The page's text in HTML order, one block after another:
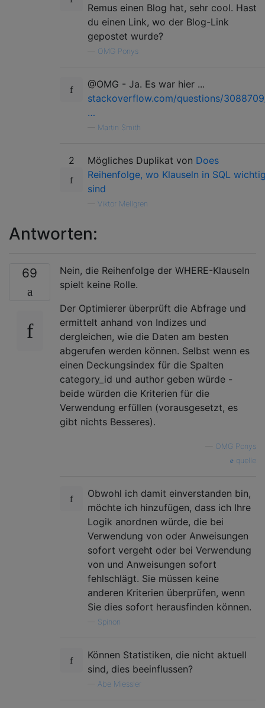
Remus einen Blog hat, sehr cool. Hast
du einen Link, wo der Blog-Link
gepostet wurde?
OMG Ponys
@OMG - Ja. Es war hier ...
stackoverflow.com/questions/
…
Martin Smith
2 Mögliches Duplikat von Does
Reihenfolge, wo Klauseln in SQL
sind
Viktor Mellgren
Antworten:
69
Nein, die Reihenfolge der WHERE-Klauseln
spielt keine Rolle.
Der Optimierer überprüft die Abfrage und
ermittelt anhand von Indizes und
dergleichen, wie die Daten am besten
abgerufen werden können. Selbst wenn es
einen Deckungsindex für die Spalten
category_id und author geben würde -
beide würden die Kriterien für die
Verwendung erfüllen (vorausgesetzt, es
gibt nichts Besseres).
OMG Ponys
quelle
Obwohl ich damit einverstanden bin,
möchte ich hinzufügen, dass ich Ihre
Logik anordnen würde, die bei
Verwendung von oder Anweisungen
sofort vergeht oder bei Verwendung
von und Anweisungen sofort
fehlschlägt. Sie müssen keine
anderen Kriterien überprüfen, wenn
Sie dies sofort herausfinden können.
Spinon
Können Statistiken, die nicht aktuell
sind, dies beeinflussen?
Abe Miessler